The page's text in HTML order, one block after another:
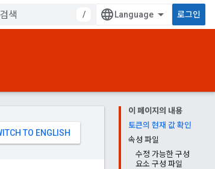
/ 로그인
이 페이지의 내용
토큰의 현재 값 확인
속성 파일
수정 가능한 구성
요소 구성 파일